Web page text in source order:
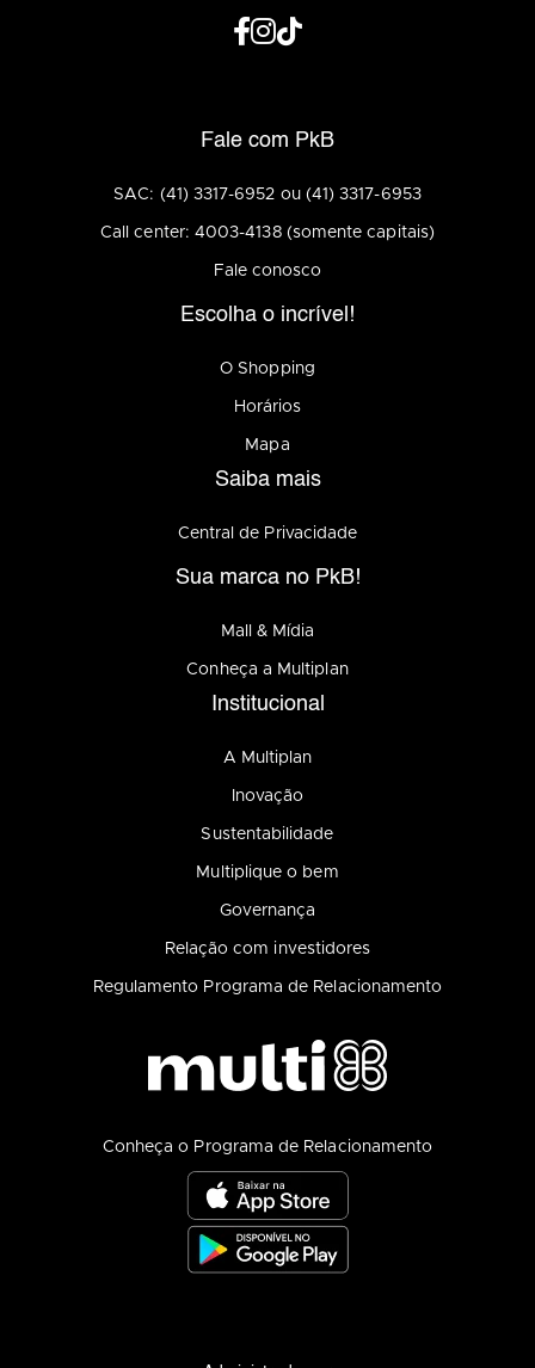
Fale com PkB
SAC: (41) 3317-6952 ou (41) 3317-6953
Call center: 4003-4138 (somente capitais)
Fale conosco
Escolha o incrível!
O Shopping
Horários
Mapa
Saiba mais
Central de Privacidade
Sua marca no PkB!
Mall & Mídia
Conheça a Multiplan
Institucional
A Multiplan
Inovação
Sustentabilidade
Multiplique o bem
Governança
Relação com investidores
Regulamento Programa de Relacionamento
Conheça o Programa de Relacionamento